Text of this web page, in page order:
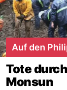
Auf den
Tote
Monsun